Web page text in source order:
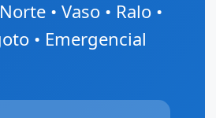
• Vaso • Ralo •
• Emergencial